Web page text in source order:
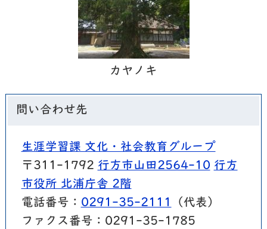
カヤノキ
問い合わせ先
生涯学習課 文化・社会教育グループ
〒311-1792 行方市山田2564-10 行方
市役所 北浦庁舎 2階
電話番号： 0291-35-2111
（代表）
ファクス番号：0291-35-1785